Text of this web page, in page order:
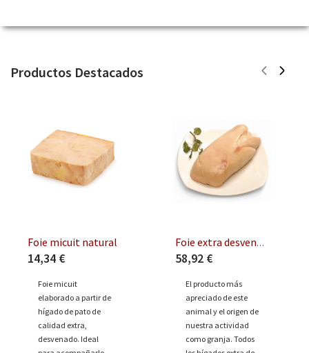
Productos Destacados
Foie micuit natural
14,34 €
Foie micuit
elaborado a partir de
hígado de pato de
calidad extra,
desvenado. Ideal
Foie extra desvenado
58,92 €
El producto más
apreciado de este
animal y el origen de
nuestra actividad
como granja. Todos